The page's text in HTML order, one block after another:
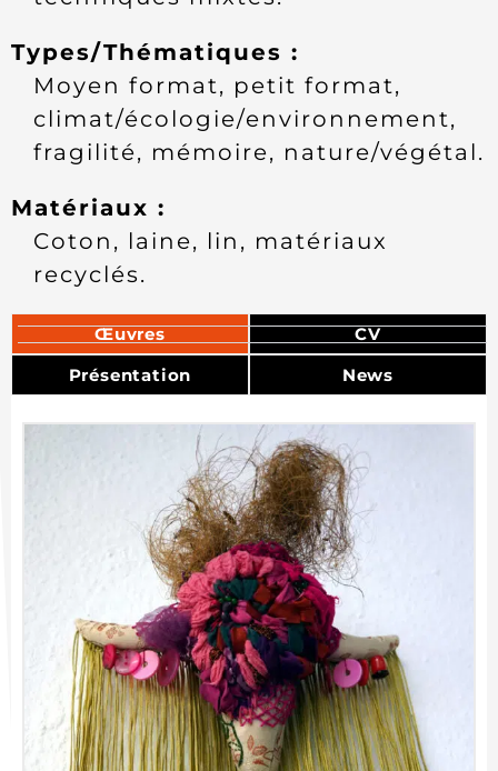
Types/Thématiques :
moyen format, petit format,
climat/écologie/environnement,
fragilité, mémoire, nature/végétal.
Matériaux :
coton, laine, lin, matériaux
recyclés.
Œuvres
CV
Présentation
News